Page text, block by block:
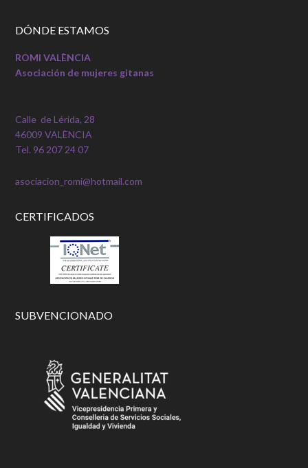
DÓNDE ESTAMOS
ROMI VALÈNCIA
Asociación de mujeres gitanas
Calle de Lérida, 28
46009 VALÈNCIA
Tel. 96 207 24 07
asociacion_romi@hotmail.com
CERTIFICADOS
SUBVENCIONADO